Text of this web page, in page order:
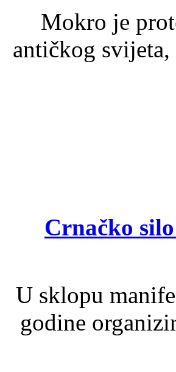
Mokro je
antičkog
Crnačko
U sklopu
godine